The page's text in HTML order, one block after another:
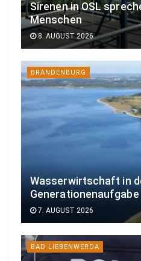
Sirenen in OSL
Menschen
8. AUGUST 2026
BRANDENBURG
Wasserwirtschaft in
Generationenaufgabe
7. AUGUST 2026
BAD LIEBENWERDA